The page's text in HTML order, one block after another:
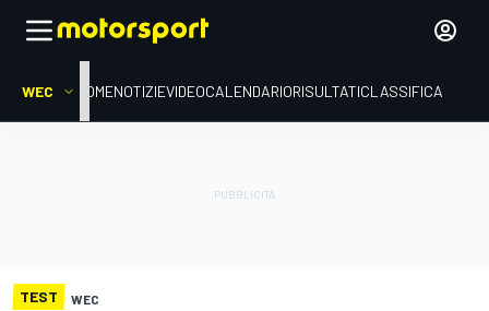
WEC HOMENOTIZIEVIDEOCALENDARIORISULTATICLASSIFICA
TEST WEC